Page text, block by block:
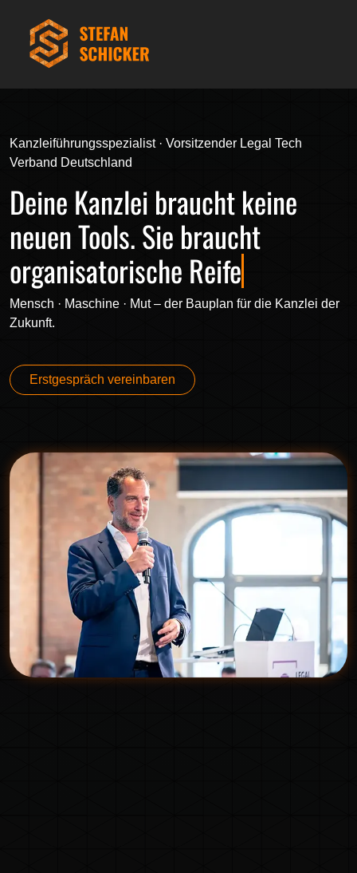
Kanzleiführungsspezialist · Vorsitzender Legal Tech
Verband Deutschland
Deine Kanzlei braucht keine
neuen Tools. Sie braucht
organisatorische Reife
Mensch · Maschine · Mut – der Bauplan für die Kanzlei der
Zukunft.
Erstgespräch vereinbaren